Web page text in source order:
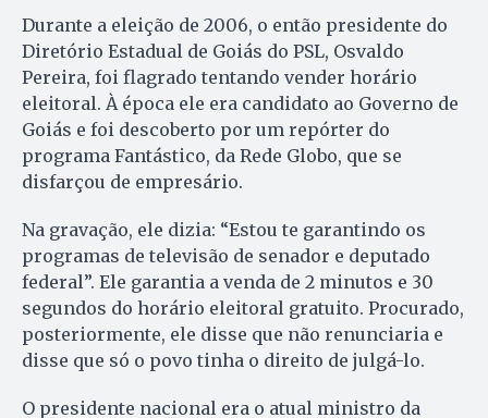
Durante a eleição de 2006, o então presidente do
Diretório Estadual de Goiás do PSL, Osvaldo
Pereira, foi flagrado tentando vender horário
eleitoral. À época ele era candidato ao Governo de
Goiás e foi descoberto por um repórter do
programa Fantástico, da Rede Globo, que se
disfarçou de empresário.
Na gravação, ele dizia: “Estou te garantindo os
programas de televisão de senador e deputado
federal”. Ele garantia a venda de 2 minutos e 30
segundos do horário eleitoral gratuito. Procurado,
posteriormente, ele disse que não renunciaria e
disse que só o povo tinha o direito de julgá-lo.
O presidente nacional era o atual ministro da